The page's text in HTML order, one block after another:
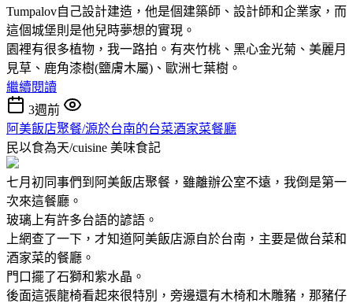
Tumpalov自己設計建造，他是個建築師、設計師和企業家，而
這個城堡則是他兒時夢想的實現。
園裡有很多植物，我一路拍。有夾竹桃、黑心金光菊、美麗月
見草、鹿角漆樹(鹽膚木屬)、歐洲七葉樹。
繼續閱讀
3週前
阿美飯店聚餐/源於台南的台菜酒家菜餐廳
民以食為天/cuisine 美味食記
七月初同事們到阿美飯店聚餐，雖離辦公室不遠，我倒是第一
次來這餐廳。
玻璃上有許多台語的諺語。
上網查了一下，才知道阿美飯店源自於台南，主要是做台菜和
酒家菜的餐廳。
門口擺了石獅和紫水晶。
後面這張龍椅看起來很特別，旁邊還有木椅和木雕豬，那豬仔